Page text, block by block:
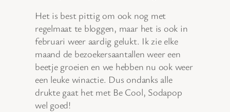
Het is best pittig om ook nog met
regelmaat te bloggen, maar het is ook in
februari weer aardig gelukt. Ik zie elke
maand de bezoekersaantallen weer een
beetje groeien en we hebben nu ook weer
een leuke winactie. Dus ondanks alle
drukte gaat het met Be Cool, Sodapop
wel goed!